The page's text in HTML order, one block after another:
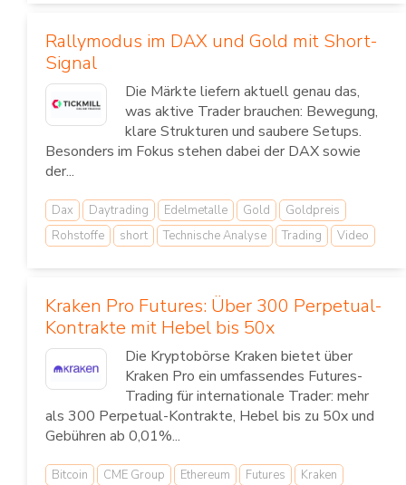
Rallymodus im DAX und Gold mit Short-
Signal
Die Märkte liefern aktuell genau das,
was aktive Trader brauchen: Bewegung,
klare Strukturen und saubere Setups.
Besonders im Fokus stehen dabei der DAX sowie
der...
Dax Daytrading Edelmetalle Gold
Goldpreis
Rohstoffe
short Technische Analyse Trading Video
Kraken Pro Futures: Über 300 Perpetual-
Kontrakte mit Hebel bis 50x
Die Kryptobörse Kraken bietet über
Kraken Pro ein umfassendes Futures-
Trading für internationale Trader: mehr
als 300 Perpetual-Kontrakte, Hebel bis zu 50x und
Gebühren ab 0,01%...
Bitcoin CME Group Ethereum Futures Kraken